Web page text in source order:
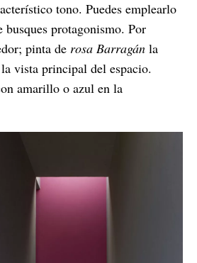
tono. Puedes emplearlo
protagonismo. Por
pinta de rosa Barragán la
vista principal del espacio.
amarillo o azul en la